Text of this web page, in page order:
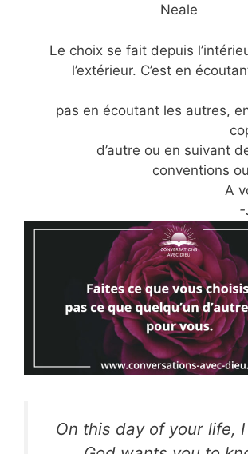
Neale
Le choix se fait depuis
l’extérieur. C’est en
pas en écoutant les autres,
d’autre ou en suivant
conventions
A
-
On this day of your life,